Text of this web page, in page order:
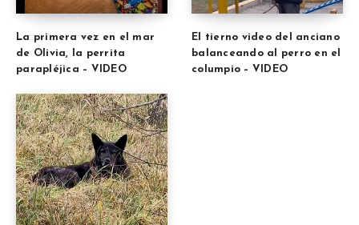
La primera vez en el mar
de Olivia, la perrita
parapléjica – VIDEO
El tierno video del anciano
balanceando al perro en el
columpio – VIDEO